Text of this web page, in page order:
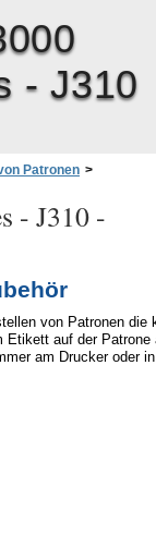
- J310
Patronen >
- J310 -
von Patronen die
Etikett auf der
am Drucker oder